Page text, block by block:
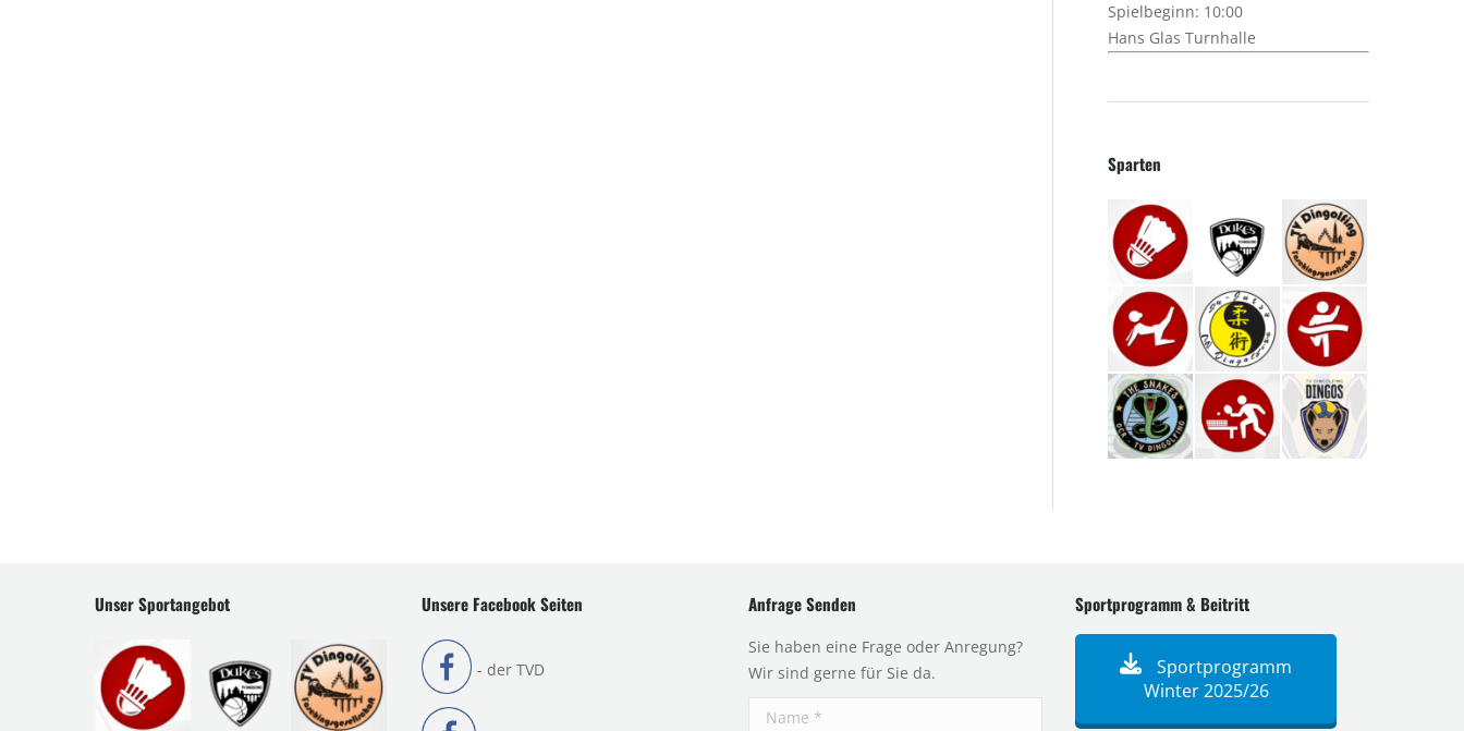
Spielbeginn: 10:00
Hans Glas Turnhalle
Sparten
Unser Sportangebot Unsere Facebook Seiten
- der TVD
Anfrage Senden
Sie haben eine Frage oder Anregung?
Wir sind gerne für Sie da.
Name *
Sportprogramm & Beitritt
Sportprogramm
Winter 2025/26